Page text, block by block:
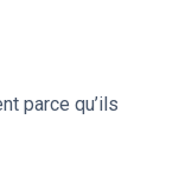
parce qu’ils